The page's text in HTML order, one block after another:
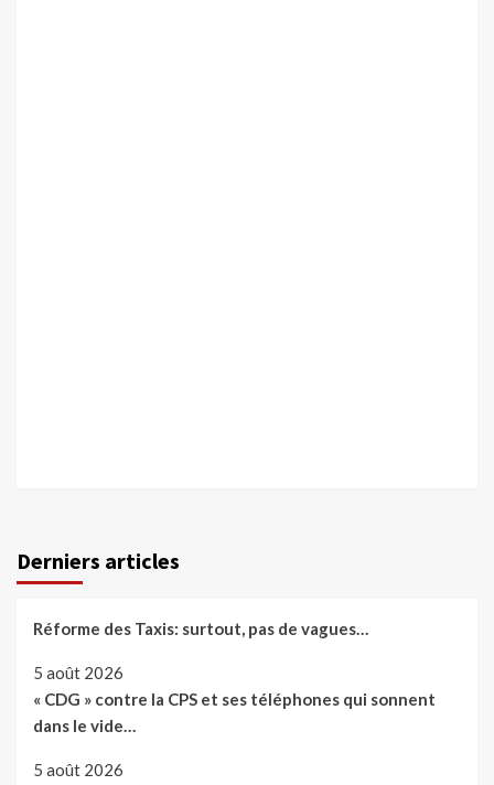
Derniers articles
Réforme des Taxis: surtout, pas de vagues…
5 août 2026
« CDG » contre la CPS et ses téléphones qui sonnent
dans le vide…
5 août 2026